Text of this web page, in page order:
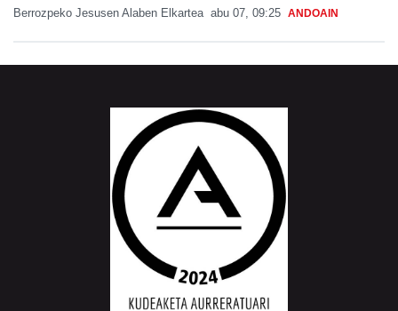
Berrozpeko Jesusen Alaben Elkartea abu 07, 09:25 ANDOAIN